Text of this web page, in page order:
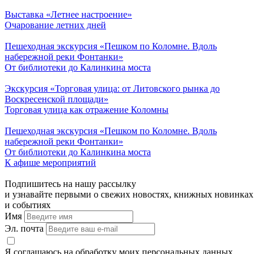
Выставка «Летнее настроение»
Очарование летних дней
Пешеходная экскурсия «Пешком по Коломне. Вдоль
набережной реки Фонтанки»
От библиотеки до Калинкина моста
Экскурсия «Торговая улица: от Литовского рынка до
Воскресенской площади»
Торговая улица как отражение Коломны
Пешеходная экскурсия «Пешком по Коломне. Вдоль
набережной реки Фонтанки»
От библиотеки до Калинкина моста
К афише мероприятий
Подпишитесь на нашу рассылку
и узнавайте первыми о свежих новостях, книжных новинках
и событиях
Имя
Эл. почта
Я соглашаюсь на обработку моих персональных данных